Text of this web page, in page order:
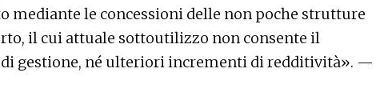
mediante le concessioni delle non poche strutture
il cui attuale sottoutilizzo non consente il
di gestione, né ulteriori incrementi di redditività». —